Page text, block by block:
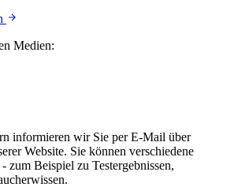
Medien:
informieren wir Sie per E-Mail über
Website. Sie können verschiedene
zum Beispiel zu Testergebnissen,